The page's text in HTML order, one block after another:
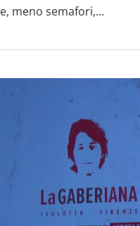
meno semafori,…